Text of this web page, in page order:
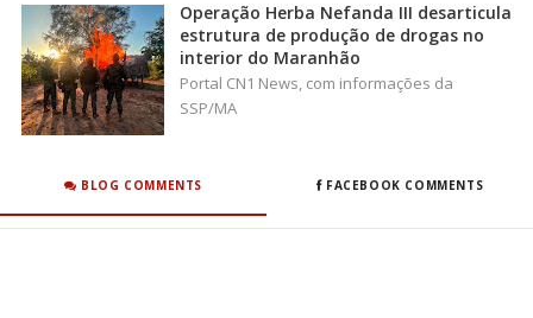
Operação Herba Nefanda III desarticula
estrutura de produção de drogas no
interior do Maranhão
Portal CN1 News, com informações da
SSP/MA
BLOG COMMENTS FACEBOOK COMMENTS